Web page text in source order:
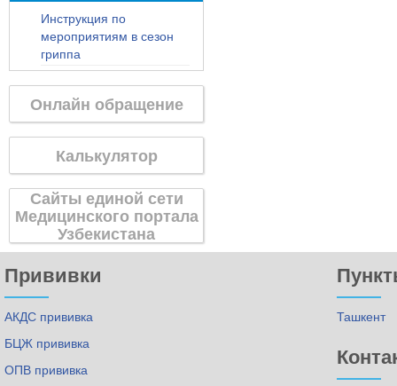
Инструкция по
мероприятиям в сезон
гриппа
Онлайн обращение
Калькулятор
Сайты единой сети
Медицинского портала
Узбекистана
Прививки
АКДС прививка
БЦЖ прививка
ОПВ прививка
Ташкент